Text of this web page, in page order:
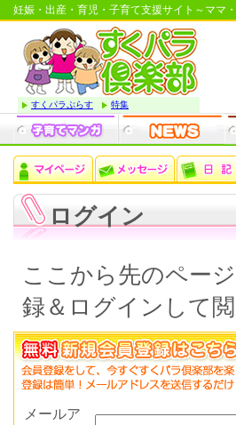
妊娠・出産・育児・子育て支援サイト～ママ
すくパラぷらす 特集
ログイン
ここから先のペー
録＆ログインして
メールア